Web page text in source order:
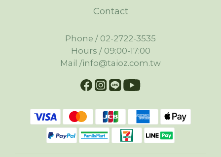
Contact
Phone / 02-2722-3535
Hours / 09:00-17:00
Mail /info@taioz.com.tw